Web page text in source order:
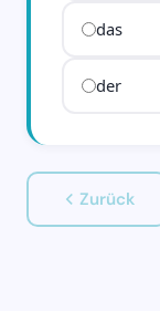
das
der
Zurück